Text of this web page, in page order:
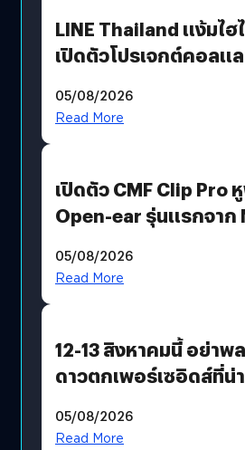
LINE Thailand แง้มไ
เปิดตัวโปรเจกต์คอลแ
Moon x LINE FRIENDS
05/08/2026
Read More
เปิดตัว CMF Clip Pro
Open-ear รุ่นแรกจาก
05/08/2026
Read More
12-13 สิงหาคมนี้ อย่าพ
ดาวตกเพอร์เซอิดส์ที่น่
05/08/2026
Read More